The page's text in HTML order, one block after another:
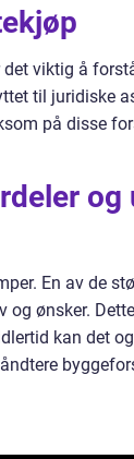
viktig å
til juridiske
på disse
og
En av de
ønsker.
kan det